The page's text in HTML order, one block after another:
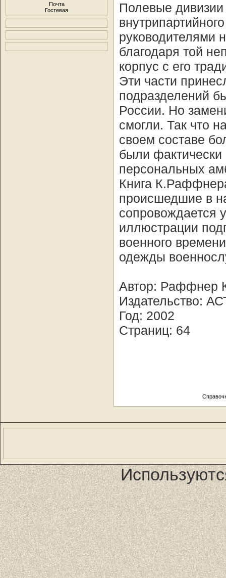
Почта
Гостевая
Полевые
руководителями
благодаря той
корпус с его
Эти части
подразделений
России. Но
смогли. Так что
своем составе
были
персональных
Книга
происшедшие в
сопровождается
иллюстрации
военного
одежды
Автор: Раффнер
Издательство:
Год: 2002
Страниц: 64